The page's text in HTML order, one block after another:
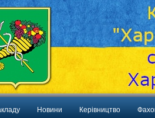
Новини Керівництво